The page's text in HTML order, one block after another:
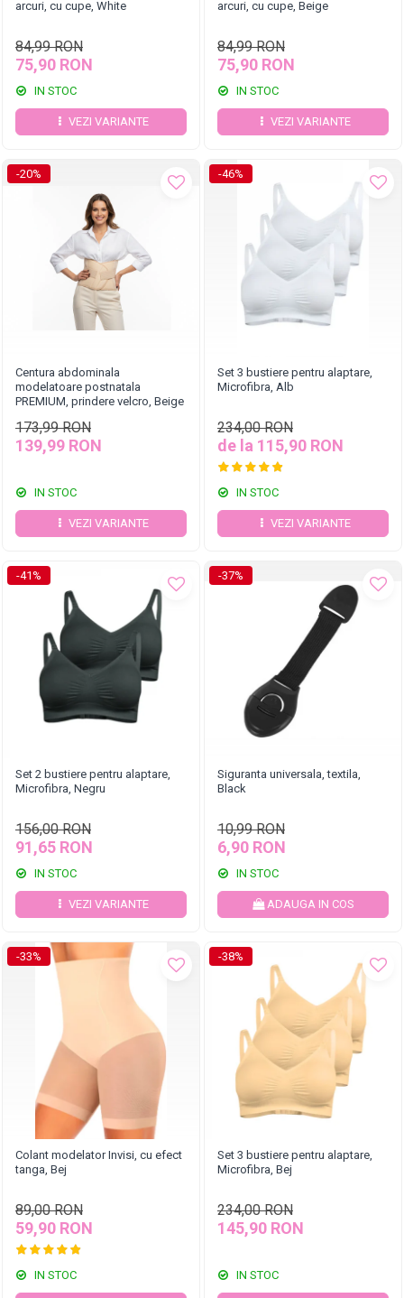
arcuri, cu cupe, White
84,99 RON
75,90 RON
IN STOC
VEZI VARIANTE
arcuri, cu cupe, Beige
84,99 RON
75,90 RON
IN STOC
VEZI VARIANTE
-20%
Centura abdominala
modelatoare postnatala
PREMIUM, prindere velcro, Beige
173,99 RON
139,99 RON
IN STOC
VEZI VARIANTE
-46%
Set 3 bustiere pentru alaptare,
Microfibra, Alb
234,00 RON
de la 115,90 RON
IN STOC
VEZI VARIANTE
-41%
Set 2 bustiere pentru alaptare,
Microfibra, Negru
156,00 RON
91,65 RON
IN STOC
VEZI VARIANTE
-37%
Siguranta universala, textila,
Black
10,99 RON
6,90 RON
IN STOC
ADAUGA IN COS
-33%
Colant modelator Invisi, cu efect
tanga, Bej
89,00 RON
59,90 RON
IN STOC
-38%
Set 3 bustiere pentru alaptare,
Microfibra, Bej
234,00 RON
145,90 RON
IN STOC